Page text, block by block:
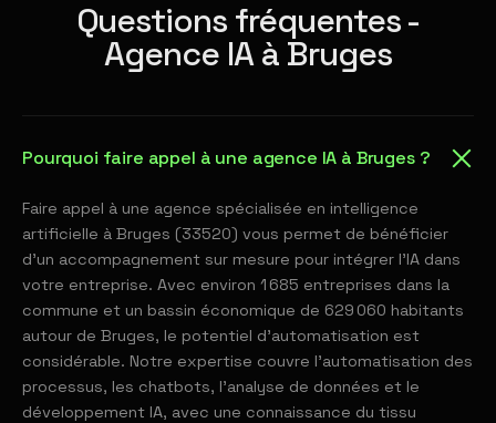
Questions fréquentes -
Agence IA à Bruges
Pourquoi faire appel à une agence IA à Bruges ?
Faire appel à une agence spécialisée en intelligence
artificielle à Bruges (33520) vous permet de bénéficier
d'un accompagnement sur mesure pour intégrer l'IA dans
votre entreprise. Avec environ 1 685 entreprises dans la
commune et un bassin économique de 629 060 habitants
autour de Bruges, le potentiel d'automatisation est
considérable. Notre expertise couvre l'automatisation des
processus, les chatbots, l'analyse de données et le
développement IA, avec une connaissance du tissu